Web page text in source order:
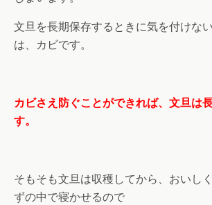
文旦を長期保存するときに気を付けな
は、カビです。
カビさえ防ぐことができれば、文旦は
す。
そもそも文旦は収穫してから、おいし
ずの中で寝かせるので